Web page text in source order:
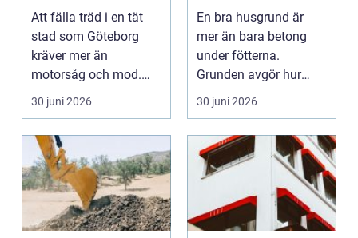
stadsmiljö
Att fälla träd i en tät
stad som Göteborg
kräver mer än
motorsåg och mod.
Hus, gångstråk,
lekplatser...
30 juni 2026
start för ditt hus
En bra husgrund är
mer än bara betong
under fötterna.
Grunden avgör hur
huset m&...
30 juni 2026